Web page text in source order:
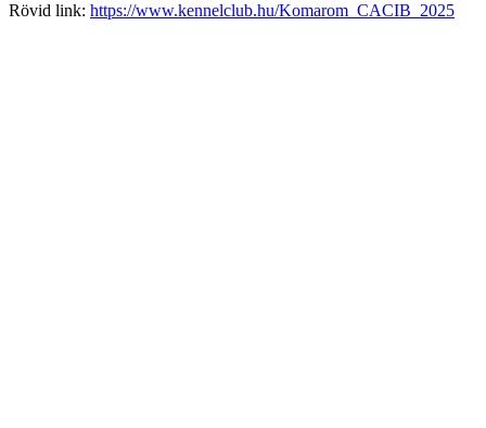
Rövid link: https://www.kennelclub.hu/Komarom_CACIB_2025